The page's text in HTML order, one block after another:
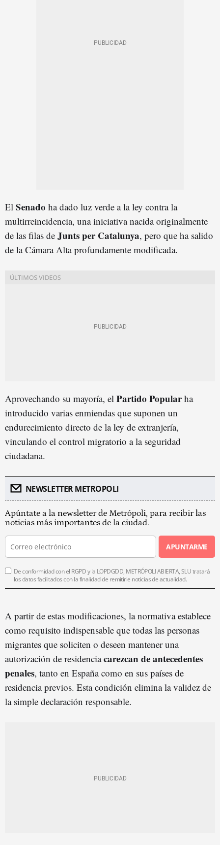
El Senado ha dado luz verde a la ley contra la
multirreincidencia, una iniciativa nacida originalmente
de las filas de Junts per Catalunya, pero que ha salido
de la Cámara Alta profundamente modificada.
Aprovechando su mayoría, el Partido Popularha
introducido varias enmiendas que suponen un
endurecimiento directo de la ley de extranjería,
vinculando el control migratorio a la seguridad
ciudadana.
NEWSLETTER METROPOLI
Apúntate a la newsletter de Metrópoli, para recibir las
noticias más importantes de la ciudad.
APUNTARME
De conformidad con el RGPD y la LOPDGDD, METRÓPOLI ABIERTA, SLU tratará
los datos facilitados con la finalidad de remitirle noticias de actualidad.
A partir de estas modificaciones, la normativa establece
como requisito indispensable que todas las personas
migrantes que soliciten o deseen mantener una
autorización de residenciacarezcan de antecedentes
penales, tanto en España como en sus países de
residencia previos. Esta condición elimina la validez de
la simple declaración responsable.